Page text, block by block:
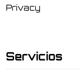
Privacy
Servicios